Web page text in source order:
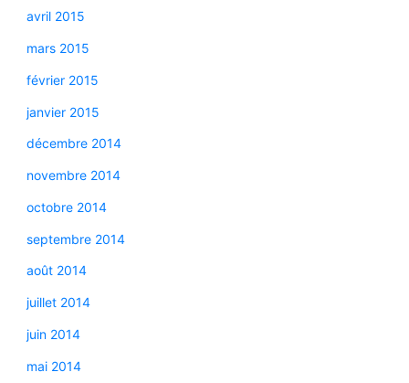
avril 2015
mars 2015
février 2015
janvier 2015
décembre 2014
novembre 2014
octobre 2014
septembre 2014
août 2014
juillet 2014
juin 2014
mai 2014